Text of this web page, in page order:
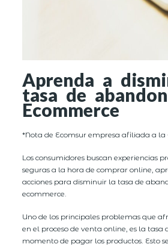
Aprenda a
tasa de
Ecommerce
*Nota de Ecomsur empresa afiliada a la
Los consumidores buscan experiencias
seguras a la hora de comprar online,
acciones para disminuir la tasa de
ecommerce.
Uno de los principales problemas que
en el proceso de venta online, es la tasa
momento de pagar los productos. Esto